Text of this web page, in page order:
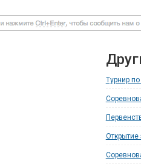
Турнир
Открытие